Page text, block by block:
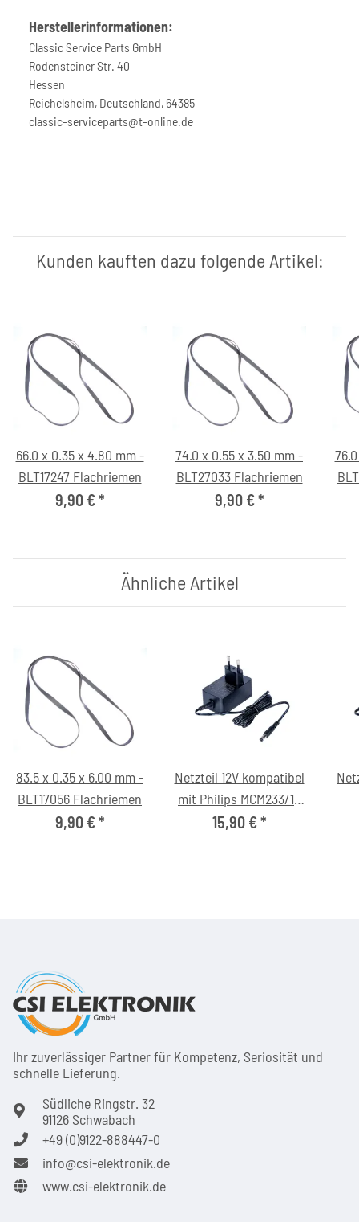
Herstellerinformationen:
Classic Service Parts GmbH
Rodensteiner Str. 40
Hessen
Reichelsheim, Deutschland, 64385
classic-serviceparts@t-online.de
Kunden kauften dazu folgende Artikel:
66.0 x 0.35 x 4.80 mm -
BLT17247 Flachriemen
9,90 €*
74.0 x 0.55 x 3.50 mm -
BLT27033 Flachriemen
9,90 €*
Ähnliche Artikel
83.5 x 0.35 x 6.00 mm -
BLT17056 Flachriemen
9,90 €*
Netzteil 12V kompatibel
mit Philips MCM233/12
Micro-Soundsystem
15,90 €*
Ihr zuver­läs­siger Partner für Kom­pe­tenz, Seri­osi­tät und
schnel­le Lie­ferung.
Südliche Ringstr. 32
91126 Schwabach
+49 (0)9122-888447-0
info@csi-elektronik.de
www.csi-elektronik.de